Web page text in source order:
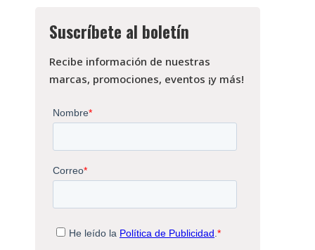
Suscríbete al boletín
Recibe información de nuestras
marcas, promociones, eventos ¡y más!